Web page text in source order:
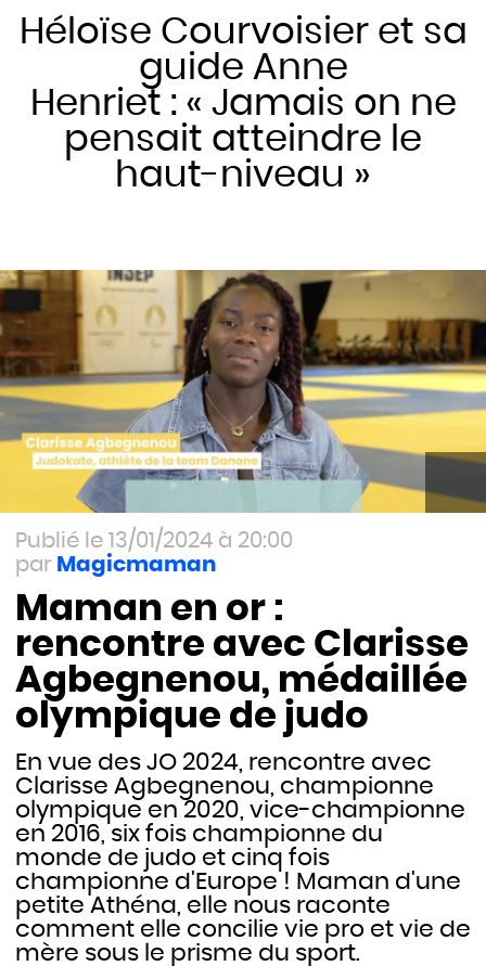
Héloïse Courvoisier et sa
guide Anne
Henriet : « Jamais on ne
pensait atteindre le
haut-niveau »
13/01/2024 à 20:00
Magicmaman
Maman en or :
rencontre avec Clarisse
Agbegnenou, médaillée
olympique de judo
En vue des JO 2024, rencontre avec
Clarisse Agbegnenou, championne
olympique en 2020, vice-championne
en 2016, six fois championne du
monde de judo et cinq fois
championne d'Europe ! Maman d'une
petite Athéna, elle nous raconte
comment elle concilie vie pro et vie de
mère sous le prisme du sport.